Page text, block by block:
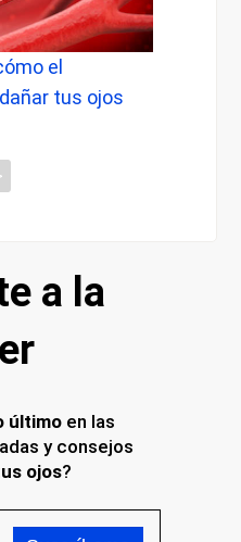
el
tus ojos
a la
último en las
y consejos
ojos?